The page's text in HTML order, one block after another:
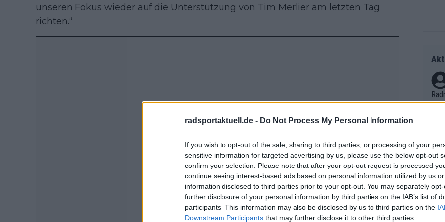
radsportaktuell.de - Do Not Process My Personal Information
If you wish to opt-out of the sale, sharing to third parties, or processing of your
sensitive information for targeted advertising by us, please use the below opt-out
confirm your selection. Please note that after your opt-out request is processed
continue seeing interest-based ads based on personal information utilized by us
information disclosed to third parties prior to your opt-out. You may separately
further disclosure of your personal information by third parties on the IAB’s list of
participants. This information may also be disclosed by us to third parties on the
Downstream Participants that may further disclose it to other third parties.
unseren Fokus wieder auf die Unterstützung von Tim Merlier am letzten Tag
richten.“
ss
et.
Auf
V?